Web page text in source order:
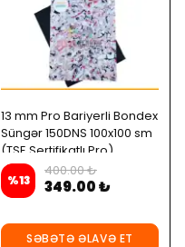
13 mm Pro Bariyerli Bondex
Süngər 150DNS 100x100 sm
(TSE Sertifikatlı Pro)
%13
400.00 ₺
349.00 ₺
SƏBƏTƏ ƏLAVƏ ET